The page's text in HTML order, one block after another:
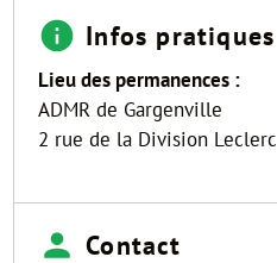
Infos pratiques
Lieu des permanences :
ADMR de Gargenville
2 rue de la Division Leclerc
Contact